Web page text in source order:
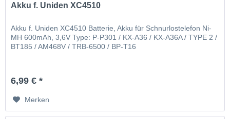
Akku f. Uniden XC4510
Akku f. Uniden XC4510 Batterie, Akku für Schnurlostelefon Ni-
MH 600mAh, 3,6V Type: P-P301 / KX-A36 / KX-A36A / TYPE 2 /
BT185 / AM468V / TRB-6500 / BP-T16
6,99 € *
Merken